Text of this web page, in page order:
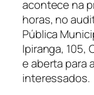
acontece na
horas, no
Pública
Ipiranga, 105,
e aberta para
interessados.